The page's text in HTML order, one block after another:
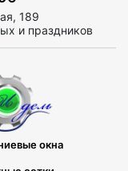
189
и праздников
окна